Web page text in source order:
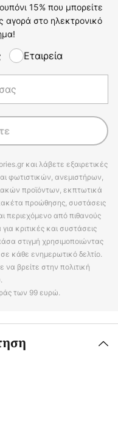
15% που μπορείτε
στο ηλεκτρονικό
Εταιρεία
και λάβετε εξαιρετικές
φωτιστικών, ανεμιστήρων,
προϊόντων, εκπτωτικά
προώθησης, συστάσεις
περιεχόμενο από πιθανούς
κριτικές και συστάσεις
στιγμή χρησιμοποιώντας
κάθε ενημερωτικό δελτίο.
να βρείτε στην πολιτική
των 99 ευρώ.